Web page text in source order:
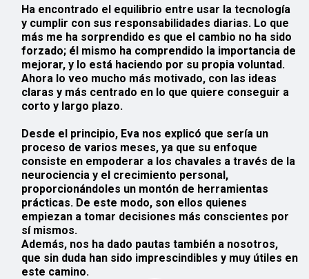
Ha encontrado el equilibrio entre usar la tecnología
y cumplir con sus responsabilidades diarias. Lo que
más me ha sorprendido es que el cambio no ha sido
forzado; él mismo ha comprendido la importancia de
mejorar, y lo está haciendo por su propia voluntad.
Ahora lo veo mucho más motivado, con las ideas
claras y más centrado en lo que quiere conseguir a
corto y largo plazo.
Desde el principio, Eva nos explicó que sería un
proceso de varios meses, ya que su enfoque
consiste en empoderar a los chavales a través de la
neurociencia y el crecimiento personal,
proporcionándoles un montón de herramientas
prácticas. De este modo, son ellos quienes
empiezan a tomar decisiones más conscientes por
sí mismos.
Además, nos ha dado pautas también a nosotros,
que sin duda han sido imprescindibles y muy útiles en
este camino.